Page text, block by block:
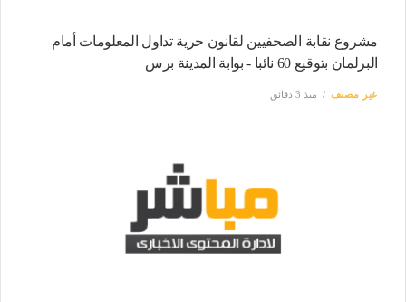
مشروع نقابة الصحفيين لقانون حرية تداول المعلومات أمام
البرلمان بتوقيع 60 نائبا - بوابة المدينة برس
غير مصنف منذ 3 دقائق